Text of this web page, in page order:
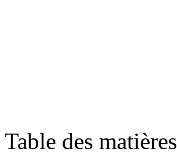
Table des matières